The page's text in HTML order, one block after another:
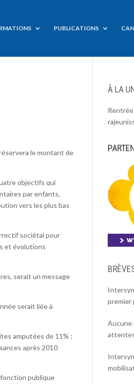
PUBLICATIONS
le montant de
objectifs qui
par enfants,
vers les plus bas
sociétal pour
et évolutions
serait un message
serait liée à
amputées de 11% ;
après 2010
fonction publique
À LA
premier
Aucune